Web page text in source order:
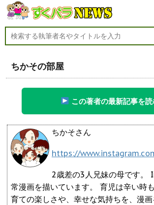
ちかその部屋
この著者の最新記事を
ちかそさん
https://
2歳差の3人兄妹の母です。
常漫画を描いています。 育児は辛い時
育ての楽しさや、幸せな気持ちを、漫